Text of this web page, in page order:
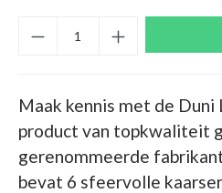
Maak kennis met de Duni
product van topkwaliteit
gerenommeerde
bevat 6 sfeervolle